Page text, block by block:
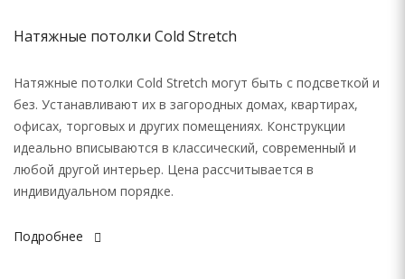
Натяжные потолки Cold Stretch
Натяжные потолки Cold Stretch могут быть с подсветкой и
без. Устанавливают их в загородных домах, квартирах,
офисах, торговых и других помещениях. Конструкции
идеально вписываются в классический, современный и
любой другой интерьер. Цена рассчитывается в
индивидуальном порядке.
Подробнее